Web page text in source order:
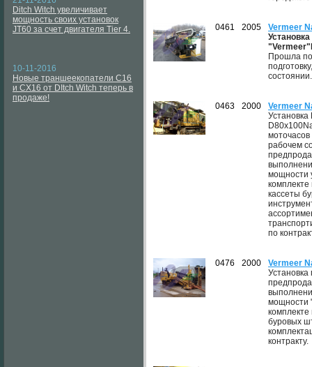
Ditch Witch увеличивает
мощность своих установок
JT60 за счет двигателя Tier 4.
10-11-2016
Новые траншеекопатели C16
и CX16 от DItch Witch теперь в
продаже!
0461 2005
Vermeer
Прошла
состоянии.
0463 2000
Vermeer
рабочем
мощности
кассеты
по
0476 2000
Vermeer
мощности
комплекте
буровых
контракту.